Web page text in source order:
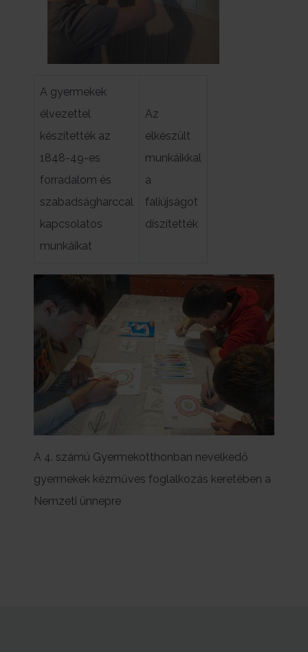
A gyermekek
élvezettel
készítették az
1848-49-es
forradalom és
szabadságharccal
kapcsolatos
munkáikat
Az
elkészült
munkáikkal
a
faliújságot
díszítették
A 4. számú Gyermekotthonban nevelkedő
gyermekek kézműves foglalkozás keretében a
Nemzeti ünnepre